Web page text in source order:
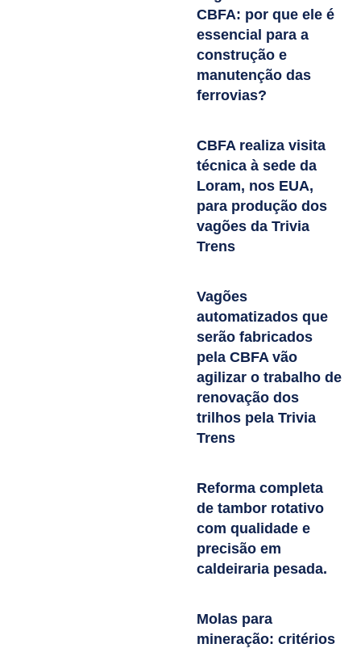
CBFA: por que ele é
essencial para a
construção e
manutenção das
ferrovias?
CBFA realiza visita
técnica à sede da
Loram, nos EUA,
para produção dos
vagões da Trivia
Trens
Vagões
automatizados que
serão fabricados
pela CBFA vão
agilizar o trabalho de
renovação dos
trilhos pela Trivia
Trens
Reforma completa
de tambor rotativo
com qualidade e
precisão em
caldeiraria pesada.
Molas para
mineração: critérios